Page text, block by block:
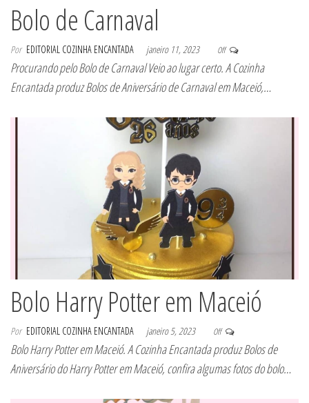
Bolo de Carnaval
Por EDITORIAL COZINHA ENCANTADA janeiro 11, 2023 Off
Procurando pelo Bolo de Carnaval Veio ao lugar certo. A Cozinha
Encantada produz Bolos de Aniversário de Carnaval em Maceió,…
Bolo Harry Potter em Maceió
Por EDITORIAL COZINHA ENCANTADA janeiro 5, 2023 Off
Bolo Harry Potter em Maceió. A Cozinha Encantada produz Bolos de
Aniversário do Harry Potter em Maceió, confira algumas fotos do bolo…